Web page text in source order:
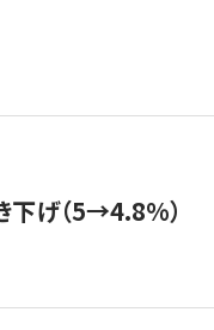
下げ（5→4.8%）